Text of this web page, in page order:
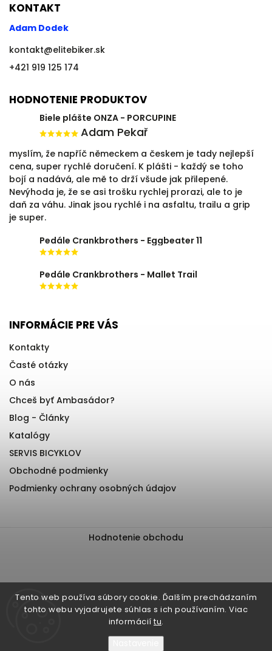
Tento web používa súbory cookie. Ďalším prechádzaním
tohto webu vyjadrujete súhlas s ich používaním. Viac
informácií tu.
KONTAKT
Adam Dodek
kontakt@elitebiker.sk
+421 919 125 174
HODNOTENIE PRODUKTOV
Biele plášte ONZA - PORCUPINE
Adam Pekař
myslím, že napříč německem a českem je tady nejlepší
cena, super rychlé doručení. K plášti - každý se toho
bojí a nadává, ale mě to drží všude jak přilepené.
Nevýhoda je, že se asi trošku rychlej prorazi, ale to je
daň za váhu. Jinak jsou rychlé i na asfaltu, trailu a grip
je super.
Pedále Crankbrothers - Eggbeater 11
Pedále Crankbrothers - Mallet Trail
INFORMÁCIE PRE VÁS
Kontakty
Časté otázky
O nás
Chceš byť Ambasádor?
Blog - Články
Katalógy
SERVIS BICYKLOV
Obchodné podmienky
Podmienky ochrany osobných údajov
Hodnotenie obchodu